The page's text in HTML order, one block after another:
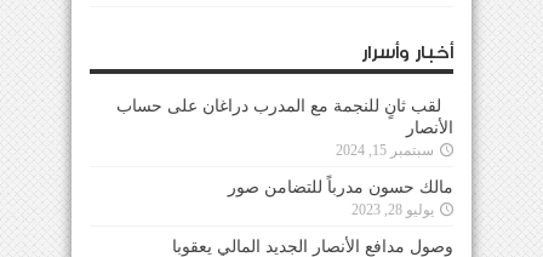
أخبار وأسرار
لقب ثانٍ للنجمة مع المدرب دراغان على حساب
الأنصار
سبتمبر 15, 2024
مالك حسون مدرباً للتضامن صور
يوليو 28, 2023
وصول مدافع الأنصار الجديد المالي يعقوبا